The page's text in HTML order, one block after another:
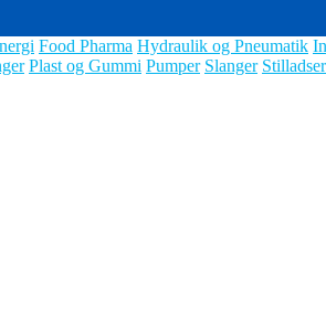
Food Pharma Hydraulik og Pneumatik
Plast og Gummi Pumper Slanger